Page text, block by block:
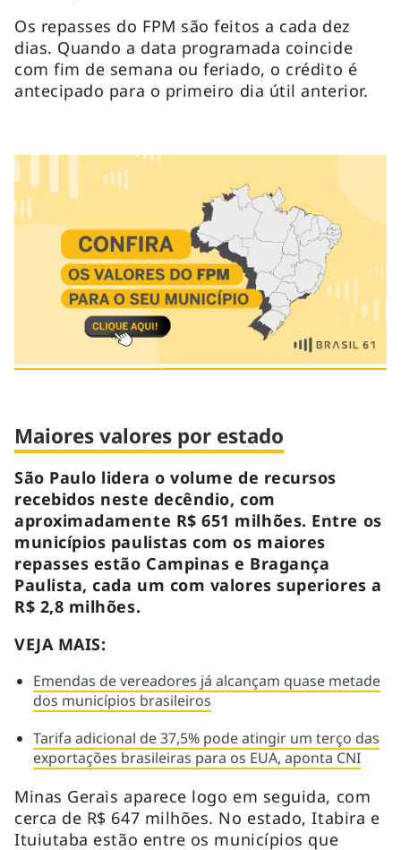
Os repasses do FPM são feitos a cada dez
dias. Quando a data programada coincide
com fim de semana ou feriado, o crédito é
antecipado para o primeiro dia útil anterior.
Maiores valores por estado
São Paulo lidera o volume de recursos
recebidos neste decêndio, com
aproximadamente R$ 651 milhões. Entre os
municípios paulistas com os maiores
repasses estão Campinas e Bragança
Paulista, cada um com valores superiores a
R$ 2,8 milhões.
VEJA MAIS:
Emendas de vereadores já alcançam quase metade
dos municípios brasileiros
Tarifa adicional de 37,5% pode atingir um terço das
exportações brasileiras para os EUA, aponta CNI
Minas Gerais aparece logo em seguida, com
cerca de R$ 647 milhões. No estado, Itabira e
Ituiutaba estão entre os municípios que